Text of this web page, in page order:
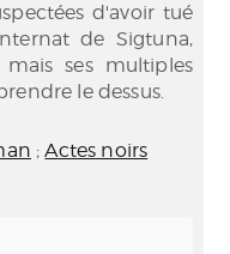
d'avoir tué
de Sigtuna,
mais ses multiples
le dessus.
;Actes noirs